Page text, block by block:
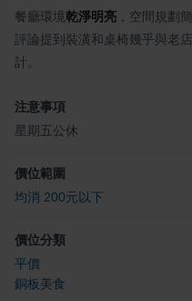
餐廳環境乾淨明亮 ，空間規劃
評論提到裝潢和桌椅幾乎與老
計。
注意事項
星期五公休
價位範圍
均消 200元以下
價位分類
平價
銅板美食